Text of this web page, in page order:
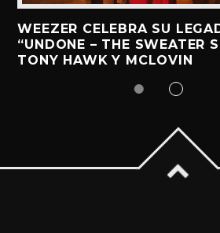
WEEZER CELEBRA SU
“UNDONE – THE SWEATER
TONY HAWK Y MCLOVIN